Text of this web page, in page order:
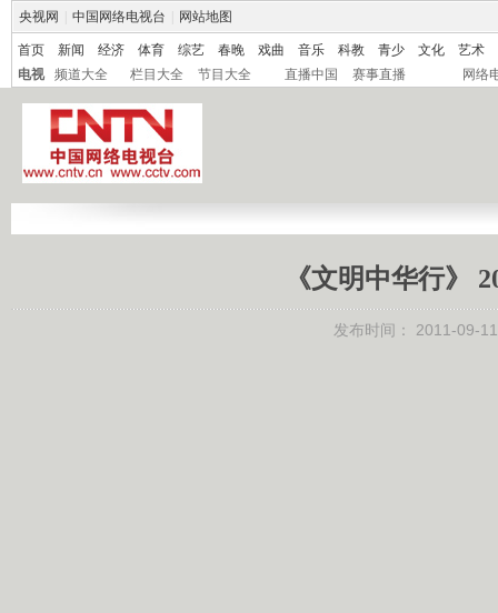
央视网 中国网络电视台 网站地图
首页 新闻 经济 体育 综艺 春晚 戏曲 音乐 科教 青少 文化
艺术
电视
频道大全 栏目大全 节目大全 直播中国 赛事直播 网络
《文明中华行》
发布时间： 2011-09-